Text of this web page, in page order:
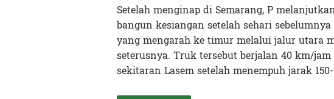
Setelah menginap di Semarang, P
bangun kesiangan setelah sehari
yang mengarah ke timur melalui jalur utara
seterusnya. Truk tersebut berjalan 40 km/
sekitaran Lasem setelah menempuh jarak